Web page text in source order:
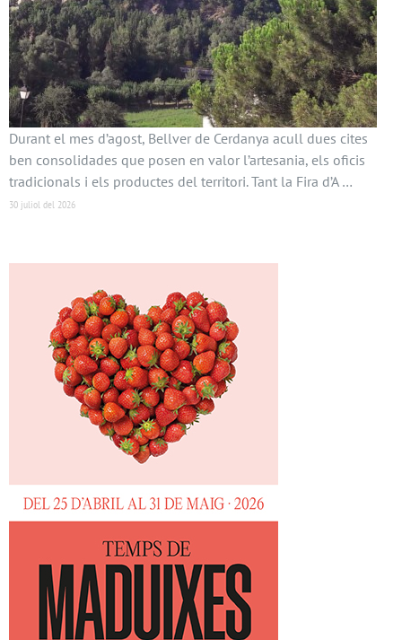
Durant el mes d’agost, Bellver de Cerdanya acull dues cites
ben consolidades que posen en valor l’artesania, els oficis
tradicionals i els productes del territori. Tant la Fira d’A …
30 juliol del 2026